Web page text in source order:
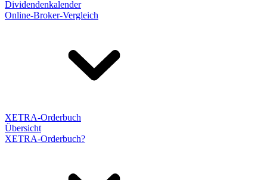
Dividendenkalender
Online-Broker-Vergleich
XETRA-Orderbuch
Übersicht
XETRA-Orderbuch?